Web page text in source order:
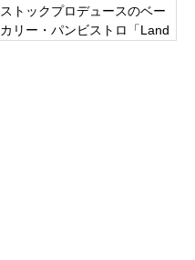
ストックプロデュースのベー
カリー・パンビストロ「Land